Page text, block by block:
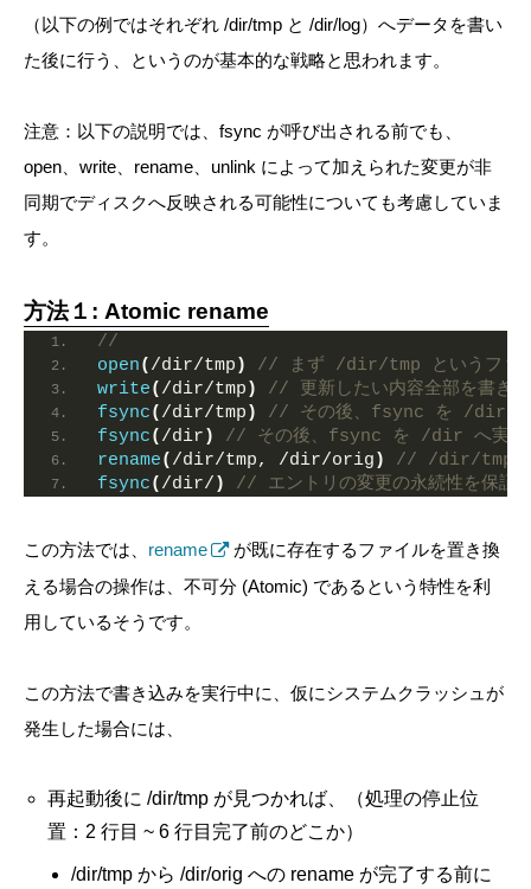
（以下の例ではそれぞれ /dir/tmp と /dir/log）へデータを書い
た後に行う、というのが基本的な戦略と思われます。
注意：以下の説明では、fsync が呼び出される前でも、
open、write、rename、unlink によって加えられた変更が非
同期でディスクへ反映される可能性についても考慮していま
す。
方法１: Atomic rename
//
open( /dir/tmp )
// まず /dir/tmp というファイ
write( /dir/tmp )
// 更新したい内容全部を書き
fsync( /dir/tmp )
// その後、fsync を /dir/
fsync( /dir )
// その後、fsync を /dir へ実行
rename( /dir/tmp, /dir/orig )
// /dir/tmp
fsync( /dir/ ) // エントリの変更の永続性を保証
この方法では、 rename
が既に存在するファイルを置き換
える場合の操作は、不可分 (Atomic) であるという特性を利
用しているそうです。
この方法で書き込みを実行中に、仮にシステムクラッシュが
発生した場合には、
再起動後に /dir/tmp が見つかれば、（処理の停止位
置：2 行目 ~ 6 行目完了前のどこか）
/dir/tmp から /dir/orig への rename が完了する前に